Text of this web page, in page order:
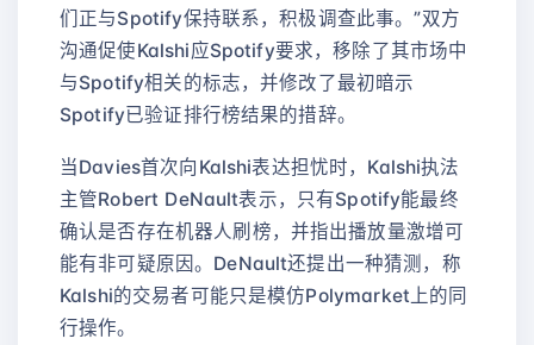
们正与Spotify保持联系，积极调查此事。”双方
沟通促使Kalshi应Spotify要求，移除了其市场中
与Spotify相关的标志，并修改了最初暗示
Spotify已验证排行榜结果的措辞。
当Davies首次向Kalshi表达担忧时，Kalshi执法
主管Robert DeNault表示，只有Spotify能最终
确认是否存在机器人刷榜，并指出播放量激增可
能有非可疑原因。DeNault还提出一种猜测，称
Kalshi的交易者可能只是模仿Polymarket上的同
行操作。